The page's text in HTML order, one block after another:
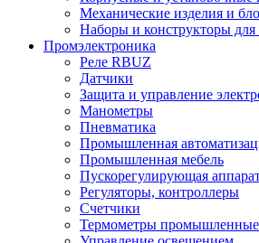
Механические изделия и
Наборы и конструкторы для
Промэлектроника
Реле RBUZ
Датчики
Защита и управление
Манометры
Пневматика
Промышленная
Промышленная мебель
Пускорегулирующая
Регуляторы, контроллеры
Счетчики
Термометры промышленные